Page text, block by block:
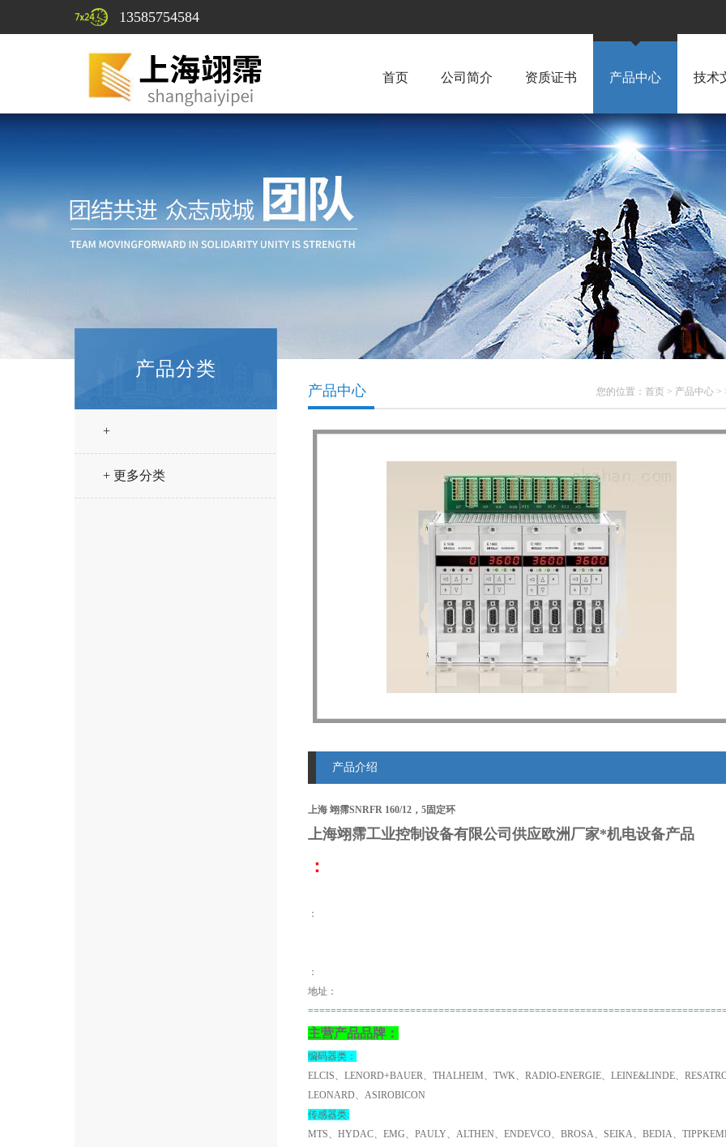
13585754584
首页 公司简介 资质证书 产品中心 技术
产品分类
+
+ 更多分类
您的位置： 首页 > 产品中心 >
产品中心
产品介绍
上海 翊霈SNRFR 160/12，5固定环
上海翊霈工业控制设备有限公司供应欧洲厂家*机电设备产品
：
：
：
地址：
主营产品品牌：
编码器类：
ELCIS、LENORD+BAUER、THALHEIM、TWK、RADIO-ENERGIE、LEINE&LINDE、
LEONARD、ASIROBICON
传感器类:
MTS、HYDAC、EMG、PAULY、ALTHEN、ENDEVCO、BROSA、SEIKA、BEDIA、